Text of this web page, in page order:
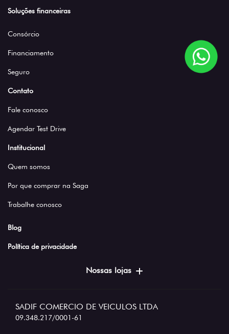
Soluções financeiras
Consórcio
Financiamento
Seguro
Contato
Fale conosco
Agendar Test Drive
Institucional
Quem somos
Por que comprar na Saga
Trabalhe conosco
Blog
Política de privacidade
Nossas lojas
SADIF COMERCIO DE VEICULOS LTDA
09.348.217/0001-61